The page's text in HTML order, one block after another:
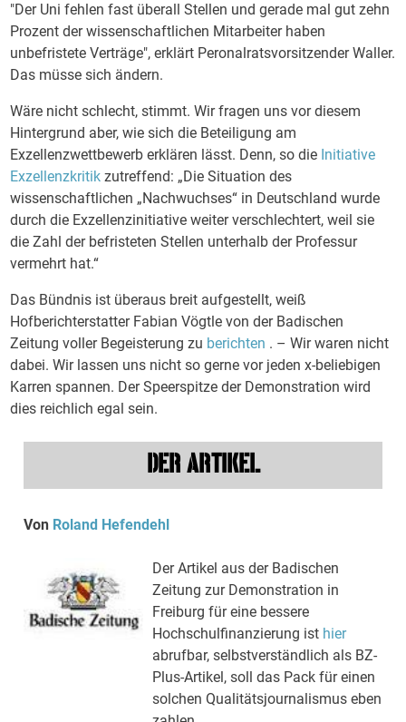
"Der Uni fehlen fast überall Stellen und gerade mal gut zehn
Prozent der wissenschaftlichen Mitarbeiter haben
unbefristete Verträge", erklärt Peronalratsvorsitzender Waller.
Das müsse sich ändern.
Wäre nicht schlecht, stimmt. Wir fragen uns vor diesem
Hintergrund aber, wie sich die Beteiligung am
Exzellenzwettbewerb erklären lässt. Denn, so die Initiative
Exzellenzkritik zutreffend: „Die Situation des
wissenschaftlichen „Nachwuchses“ in Deutschland wurde
durch die Exzellenzinitiative weiter verschlechtert, weil sie
die Zahl der befristeten Stellen unterhalb der Professur
vermehrt hat.“
Das Bündnis ist überaus breit aufgestellt, weiß
Hofberichterstatter Fabian Vögtle von der Badischen
Zeitung voller Begeisterung zu berichten . – Wir waren nicht
dabei. Wir lassen uns nicht so gerne vor jeden x-beliebigen
Karren spannen. Der Speerspitze der Demonstration wird
dies reichlich egal sein.
DER ARTIKEL
Von Roland Hefendehl
Der Artikel aus der Badischen
Zeitung zur Demonstration in
Freiburg für eine bessere
Hochschulfinanzierung ist hier
abrufbar, selbstverständlich als BZ-
Plus-Artikel, soll das Pack für einen
solchen Qualitätsjournalismus eben